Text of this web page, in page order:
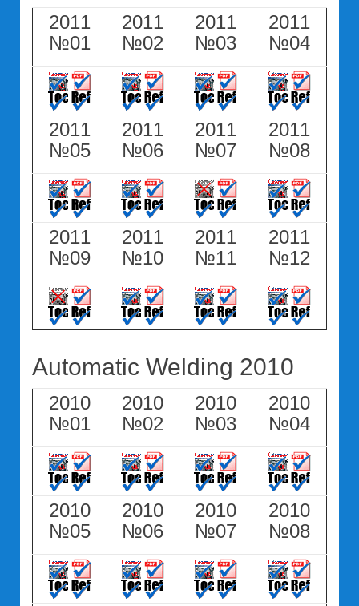
2011
№01
2011
№02
2011
№03
2011
№04
2011
№05
2011
№06
2011
№07
2011
№08
2011
№09
2011
№10
2011
№11
2011
№12
Automatic Welding 2010
2010
№01
2010
№02
2010
№03
2010
№04
2010
№05
2010
№06
2010
№07
2010
№08